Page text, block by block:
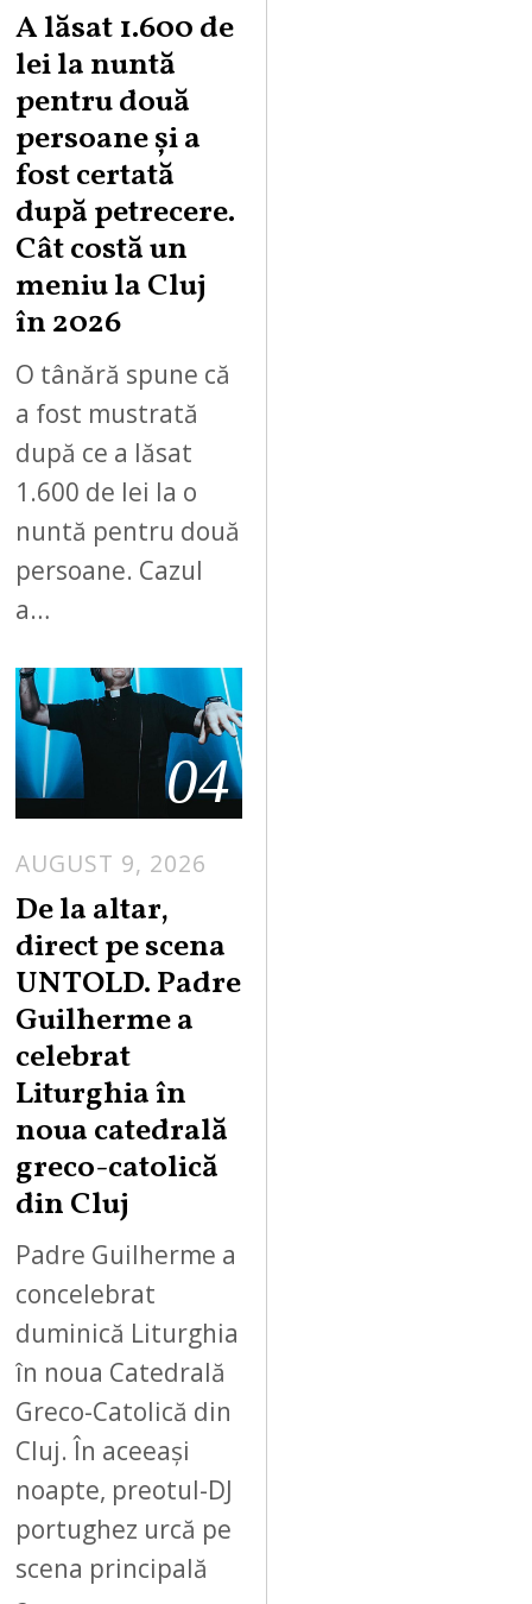
A lăsat 1.600 de
lei la nuntă
pentru două
persoane și a
fost certată
după petrecere.
Cât costă un
meniu la Cluj
în 2026
O tânără spune că
a fost mustrată
după ce a lăsat
1.600 de lei la o
nuntă pentru două
persoane. Cazul
a…
04
AUGUST 9, 2026
De la altar,
direct pe scena
UNTOLD. Padre
Guilherme a
celebrat
Liturghia în
noua catedrală
greco-catolică
din Cluj
Padre Guilherme a
concelebrat
duminică Liturghia
în noua Catedrală
Greco-Catolică din
Cluj. În aceeași
noapte, preotul-DJ
portughez urcă pe
scena principală